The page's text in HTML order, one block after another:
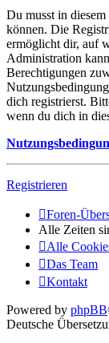
Du musst in
können. Die
ermöglicht dir, auf
Administration
Berechtigungen
dich registrierst.
wenn du dich in
Registrieren
Foren-
Alle Zeiten
Alle
Das Team
Kontakt
Powered by phpBB
Deutsche